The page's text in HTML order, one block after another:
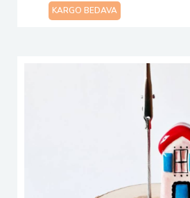
KARGO BEDAVA